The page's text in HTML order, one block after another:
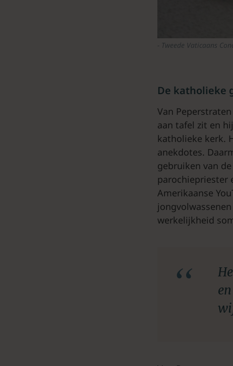
Tweede Vaticaans
De katholieke
Van
aan tafel zit en
katholieke kerk.
anekdotes.
gebruiken van
parochiepriester
Amerikaanse
werkelijkheid